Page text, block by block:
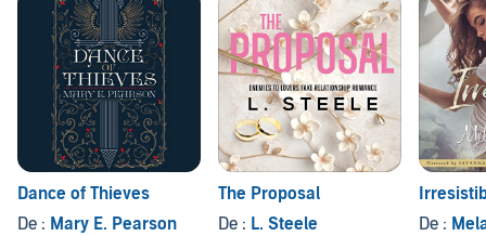
Dance of Thieves
De : Mary E. Pearson
The Proposal
De : L. Steele
De :